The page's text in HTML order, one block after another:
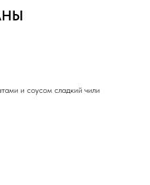
и соусом сладкий чили